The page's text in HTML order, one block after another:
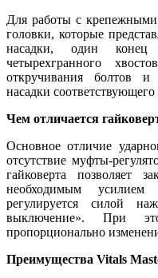
Для работы с крепежными
головки, которые
насадки, один
четырехгранного
откручивания болтов и
насадки
Чем отличается
Основное отличие
отсутствие муфты-
гайковерта позволяет
необходимым
регулируется силой
выключение». При
пропорционально
Преимущества Vitals